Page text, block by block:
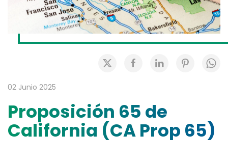
02 Junio 2025
Proposición 65 de
California (CA Prop 65)